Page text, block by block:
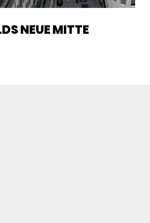
NEUE MITTE